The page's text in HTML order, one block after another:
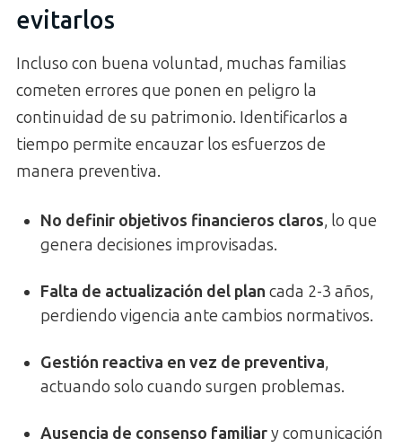
evitarlos
Incluso con buena voluntad, muchas familias
cometen errores que ponen en peligro la
continuidad de su patrimonio. Identificarlos a
tiempo permite encauzar los esfuerzos de
manera preventiva.
No definir objetivos financieros claros, lo que
genera decisiones improvisadas.
Falta de actualización del plan cada 2-3 años,
perdiendo vigencia ante cambios normativos.
Gestión reactiva en vez de preventiva,
actuando solo cuando surgen problemas.
Ausencia de consenso familiary comunicación